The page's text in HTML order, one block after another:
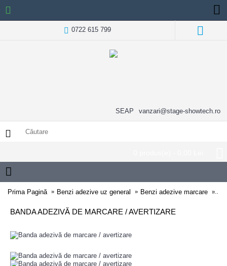
0722 615 799
SEAP vanzari@stage-showtech.ro
Prima Pagină Benzi adezive uz general Benzi adezive marcare
BANDA ADEZIVĂ DE MARCARE / AVERTIZARE